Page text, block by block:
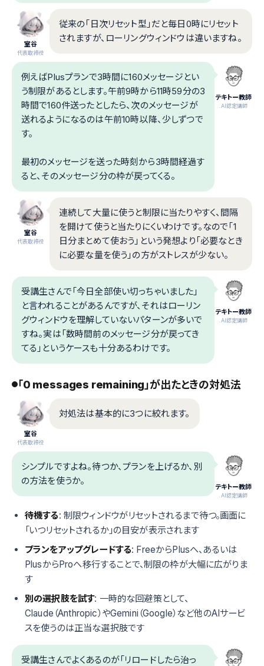
室谷
代表取締役
従来の「日次リセット型」だと毎日0時にリセット
されますが、ローリングウィンドウは違いますね。
テキトー教師
.AI認定講師
例えばPlusプランで3時間に160メッセージとい
う制限があるとします。午前9時から11時59分の3
時間で160件送ったとしたら、次のメッセージが
送れるようになるのは午前10時以降、少しずつで
す。
最初のメッセージを送った時刻から3時間経過す
ると、そのメッセージ分の枠が戻ってくる。
室谷
代表取締役
連続して大量に使うと制限に当たりやすく、間隔
を開けて使うと当たりにくいわけです。なので「1
日分まとめて使おう」という発想より「必要なとき
に必要な量を使う」の方がストレスが少ない。
テキトー教師
.AI認定講師
受講生さんで「今日全部使い切っちゃいました」
と言われることがあるんですが、それはローリン
グウィンドウを理解していないパターンが多いで
すね。実は「数時間前のメッセージ分が戻ってき
てる」というケースも十分あるわけです。
「0 messages remaining」が出たときの対処法
室谷
代表取締役
対処法は基本的に3つに絞れます。
テキトー教師
.AI認定講師
シンプルですよね。待つか、プランを上げるか、別
の方法を使うか。
待機する: 制限ウィンドウがリセットされるまで待つ。画面に
「いつリセットされるか」の目安が表示されます
プランをアップグレードする: FreeからPlusへ、あるいは
PlusからProへ移行することで、制限の枠が大幅に広がりま
す
別の選択肢を試す: 一時的な回避策として、
Claude（Anthropic）やGemini（Google）など他のAIサービ
スを使うのは正当な選択肢です
受講生さんでよくあるのが「リロードしたら治っ